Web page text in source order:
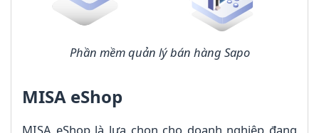
Phần mềm quản lý bán hàng Sapo
MISA eShop
MISA eShop là lựa chọn cho doanh nghiệp đang